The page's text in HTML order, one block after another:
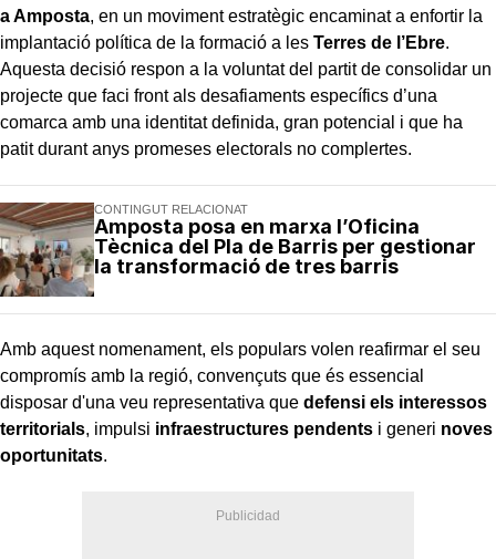
a Amposta, en un moviment estratègic encaminat a enfortir la
implantació política de la formació a les Terres de l’Ebre.
Aquesta decisió respon a la voluntat del partit de consolidar un
projecte que faci front als desafiaments específics d’una
comarca amb una identitat definida, gran potencial i que ha
patit durant anys promeses electorals no complertes.
CONTINGUT RELACIONAT
Amposta posa en marxa l’Oficina
Tècnica del Pla de Barris per gestionar
la transformació de tres barris
Amb aquest nomenament, els populars volen reafirmar el seu
compromís amb la regió, convençuts que és essencial
disposar d'una veu representativa que defensi els interessos
territorials, impulsi infraestructures pendents i generi noves
oportunitats.